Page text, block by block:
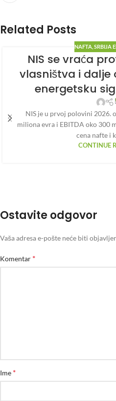
Related Posts
NAFTA, SRBIJA
NIS se vraća
vlasništva i dalje
energetsku
NIS je u prvoj polovini 2026.
miliona evra i EBITDA oko 300
cena nafte i
CONTINUE
Ostavite odgovor
Vaša adresa e-pošte neće biti
Komentar *
Ime *